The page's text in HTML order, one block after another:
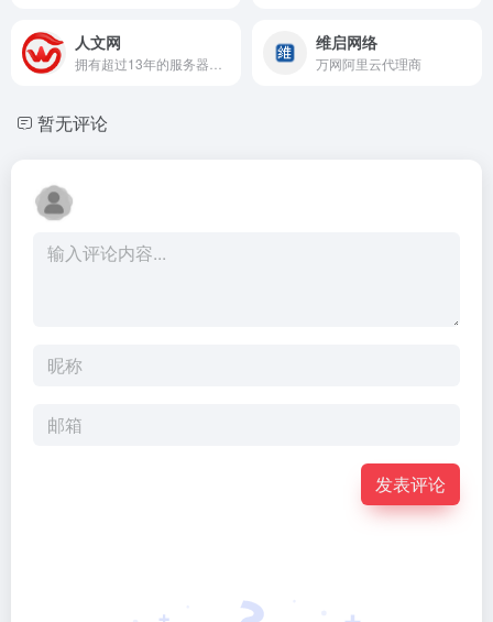
人文网 维启网络
万网阿里云代理商
暂无评论
发表评论